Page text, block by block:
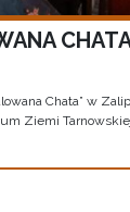
Chata” w
Ziemi